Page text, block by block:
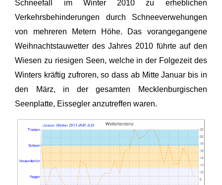
Schneefall im Winter 2010 zu erheblichen
Verkehrsbehinderungen durch Schneeverwehungen
von mehreren Metern Höhe. Das vorangegangene
Weihnachtstauwetter des Jahres 2010 führte auf den
Wiesen zu riesigen Seen, welche in der Folgezeit des
Winters kräftig zufroren, so dass ab Mitte Januar bis in
den März, in der gesamten Mecklenburgischen
Seenplatte, Eissegler anzutreffen waren.